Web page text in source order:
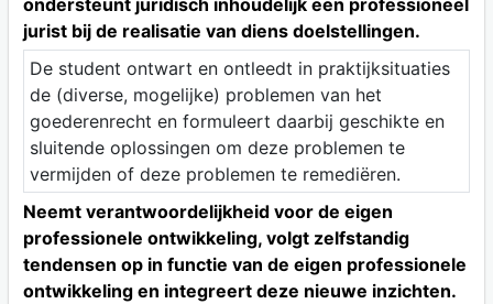
ondersteunt juridisch inhoudelijk een professioneel
jurist bij de realisatie van diens doelstellingen.
De student ontwart en ontleedt in praktijksituaties
de (diverse, mogelijke) problemen van het
goederenrecht en formuleert daarbij geschikte en
sluitende oplossingen om deze problemen te
vermijden of deze problemen te remediëren.
Neemt verantwoordelijkheid voor de eigen
professionele ontwikkeling, volgt zelfstandig
tendensen op in functie van de eigen professionele
ontwikkeling en integreert deze nieuwe inzichten.